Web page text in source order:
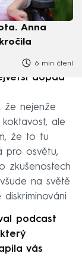
Anna
6 min čtení
dopad
že nejenže
ale
že to tu
pro osvětu,
zkušenostech
na světě
podcast
vás